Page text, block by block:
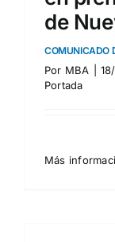
de
COMUNICADO
Por MBA
Portada
Más